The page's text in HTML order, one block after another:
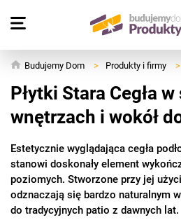
Budujemy Dom > Produkty i firmy >
Płytki Stara Cegła
wnętrzach i wokół
Estetycznie wyglądająca cegła
stanowi doskonały element
poziomych. Stworzone przy jej
odznaczają się bardzo naturalnym
do tradycyjnych patio z dawnych lat.